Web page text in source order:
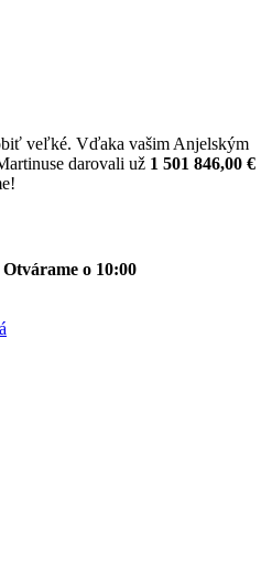
veľké. Vďaka vašim Anjelským
darovali už 1 501 846,00 €
Otvárame o 10:00